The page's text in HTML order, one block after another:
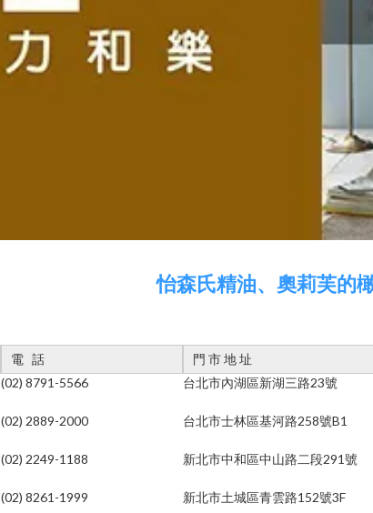
怡森氏精油、奧莉芙的
電 話 門 市 地 址
(02) 8791-5566 台北市內湖區新湖三路23號
(02) 2889-2000 台北市士林區基河路258號B1
(02) 2249-1188 新北市中和區中山路二段291號
(02) 8261-1999 新北市土城區青雲路152號3F